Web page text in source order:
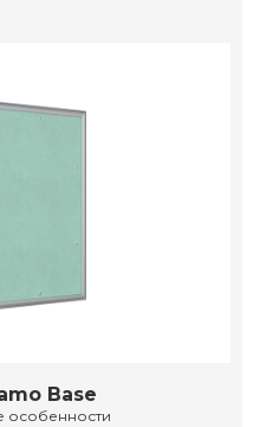
Base
особенности